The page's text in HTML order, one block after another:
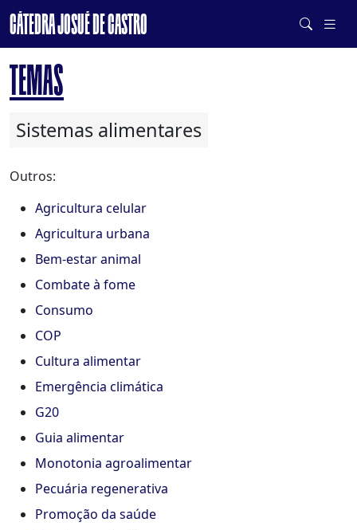
CÁTEDRA JOSUÉ DE CASTRO
DE SISTEMAS ALIMENTARES SAUDÁVEIS E SUSTENTÁVEIS
TEMAS
Sistemas alimentares
Outros:
Agricultura celular
Agricultura urbana
Bem-estar animal
Combate à fome
Consumo
COP
Cultura alimentar
Emergência climática
G20
Guia alimentar
Monotonia agroalimentar
Pecuária regenerativa
Promoção da saúde